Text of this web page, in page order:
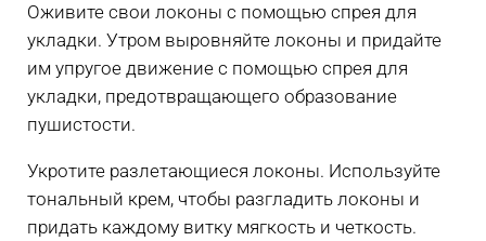
Оживите свои локоны с помощью спрея для
укладки. Утром выровняйте локоны и придайте
им упругое движение с помощью спрея для
укладки, предотвращающего образование
пушистости.
Укротите разлетающиеся локоны. Используйте
тональный крем, чтобы разгладить локоны и
придать каждому витку мягкость и четкость.